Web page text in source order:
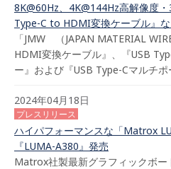
8K@60Hz、4K@144Hz高解像度
Type-C to HDMI変換ケーブル』
「JMW （JAPAN MATERIAL
HDMI変換ケーブル』、『USB
ー』および『USB Type-Cマルチ
2024年04月18日
プレスリリース
ハイパフォーマンスな「Matrox
『LUMA-A380』発売
Matrox社製最新グラフィックボー